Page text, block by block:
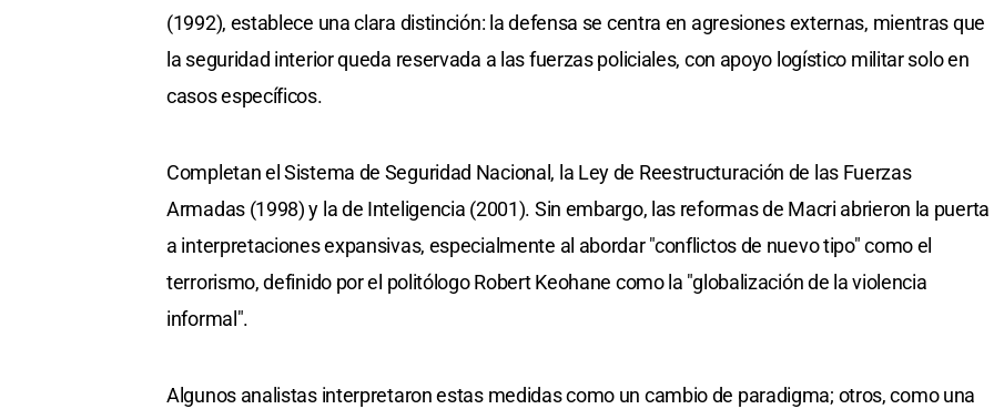
(1992), establece una clara distinción: la defensa se centra en agresiones externas, mientras que
la seguridad interior queda reservada a las fuerzas policiales, con apoyo logístico militar solo en
casos específicos.
Completan el Sistema de Seguridad Nacional, la Ley de Reestructuración de las Fuerzas
Armadas (1998) y la de Inteligencia (2001). Sin embargo, las reformas de Macri abrieron la puerta
a interpretaciones expansivas, especialmente al abordar "conflictos de nuevo tipo" como el
terrorismo, definido por el politólogo Robert Keohane como la "globalización de la violencia
informal".
Algunos analistas interpretaron estas medidas como un cambio de paradigma; otros, como una